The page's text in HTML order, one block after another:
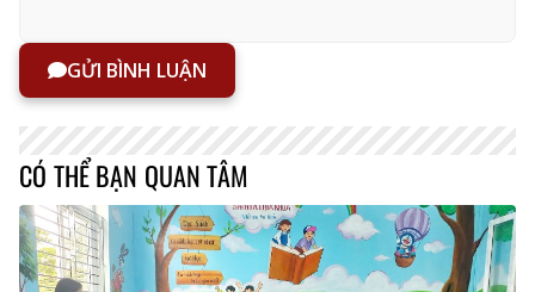
GỬI BÌNH LUẬN
CÓ THỂ BẠN QUAN TÂM